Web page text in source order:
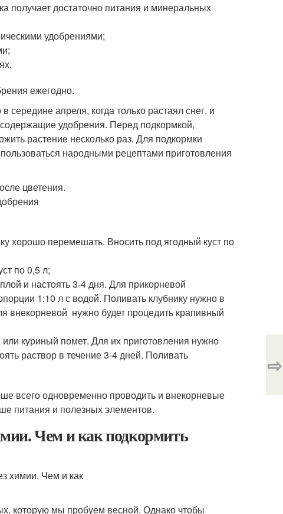
получает достаточно питания и минеральных
удобрениями;
ежегодно.
апреля, когда только растаял снег, и
удобрения. Перед подкормкой,
растение несколько раз. Для подкормки
народными рецептами приготовления
хорошо перемешать. Вносить под ягодный куст по
по 0,5 л;
и настоять 3-4 дня. Для прикорневой
1:10 л с водой. Поливать клубнику нужно в
внекорневой нужно будет процедить крапивный
куриный помет. Для их приготовления нужно
раствор в течение 3-4 дней. Поливать
всего одновременно проводить и внекорневые
питания и полезных элементов.
Чем и как подкормить
которую мы пробуем весной. Однако чтобы
⇨